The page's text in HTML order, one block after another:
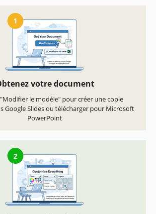
1
votre document
le modèle" pour créer une copie
Google Slides ou télécharger pour Microsoft
PowerPoint
2